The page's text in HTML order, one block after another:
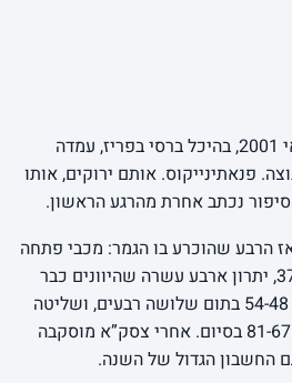
שנה אחת בדיוק. ב-13 במאי 2001, בהיכל ברסי בפריז, עמדה
פנאתינייקוס. אותם ירוקים, אותו
נכתב אחרת מהרגע הראשון.
צמוד, 15-13. ואז הרבע שהוכרע בו הגמר: מכבי פתחה
פער והלכה למחצית ב-37-23, יתרון ארבע עשרה שהיוונים כבר
לא הצליחו לגעת בו באמת. 54-48 בתום שלושה רבעים, ושליטה
מוחלטת בדקות שקובעות. 81-67 בסיום. אחרי צסק”א מוסקבה